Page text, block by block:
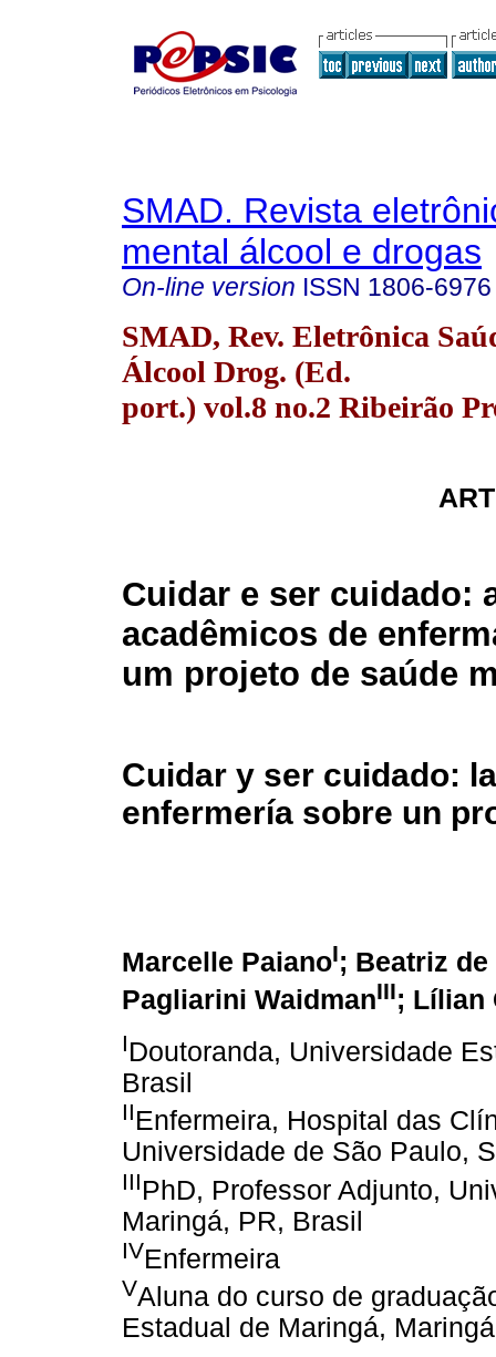
SMAD. Revista
mental álcool e drogas
On-line version ISSN 1806-6976
SMAD, Rev. Eletrônica
Álcool Drog. (Ed.
port.) vol.8 no.2 Ribeirão
Cuidar e ser cuidado:
acadêmicos de
um projeto de saúde
Cuidar y ser cuidado:
enfermería sobre un
Marcelle PaianoI; Beatriz
Pagliarini WaidmanIII; Lílian
IDoutoranda, Universidade
Brasil
IIEnfermeira, Hospital das
Universidade de São Paulo,
IIIPhD, Professor Adjunto,
Maringá, PR, Brasil
IVEnfermeira
VAluna do curso de
Estadual de Maringá,